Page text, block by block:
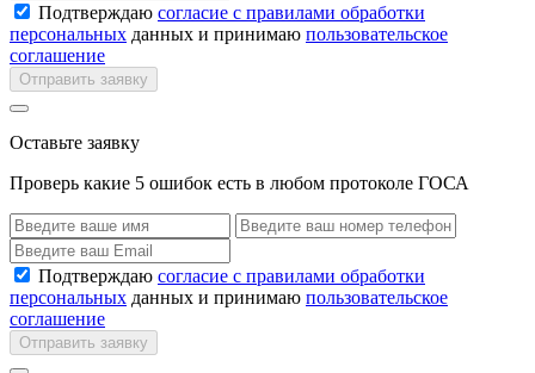
Подтверждаю согласие с правилами обработки
персональных данных и принимаю пользовательское
соглашение
Отправить заявку
Оставьте заявку
Проверь какие 5 ошибок есть в любом протоколе ГОСА
Подтверждаю согласие с правилами обработки
персональных данных и принимаю пользовательское
соглашение
Отправить заявку